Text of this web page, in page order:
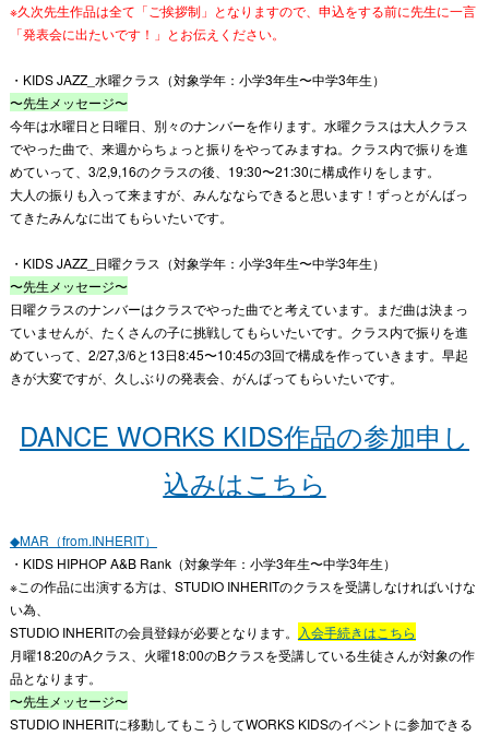
※久次先生作品は全て「ご挨拶制」となりますので、申込をする前に先生に一言
「発表会に出たいです！」とお伝えください。
・KIDS JAZZ_水曜クラス（対象学年：小学3年生〜中学3年生）
〜先生メッセージ〜
今年は水曜日と日曜日、別々のナンバーを作ります。水曜クラスは大人クラス
でやった曲で、来週からちょっと振りをやってみますね。クラス内で振りを進
めていって、3/2,9,16のクラスの後、19:30〜21:30に構成作りをします。
大人の振りも入って来ますが、みんなならできると思います！ずっとがんばっ
てきたみんなに出てもらいたいです。
・KIDS JAZZ_日曜クラス（対象学年：小学3年生〜中学3年生）
〜先生メッセージ〜
日曜クラスのナンバーはクラスでやった曲でと考えています。まだ曲は決まっ
ていませんが、たくさんの子に挑戦してもらいたいです。クラス内で振りを進
めていって、2/27,3/6と13日8:45〜10:45の3回で構成を作っていきます。早起
きが大変ですが、久しぶりの発表会、がんばってもらいたいです。
DANCE WORKS KIDS作品の参加申し
込みはこちら
◆MAR（from.INHERIT）
・KIDS HIPHOP A&B Rank（対象学年：小学3年生〜中学3年生）
※この作品に出演する方は、STUDIO INHERITのクラスを受講しなければいけな
い為、
STUDIO INHERITの会員登録が必要となります。
入会手続きはこちら
月曜18:20のAクラス、火曜18:00のBクラスを受講している生徒さんが対象の作
品となります。
〜先生メッセージ〜
STUDIO INHERITに移動してもこうしてWORKS KIDSのイベントに参加できる